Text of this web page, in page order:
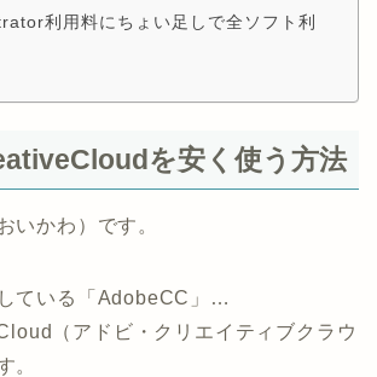
利用料にちょい足しで全ソフト利
を安く使う方法
いかわ）です。
ている「AdobeCC」…
（アドビ・クリエイティブクラウ
。